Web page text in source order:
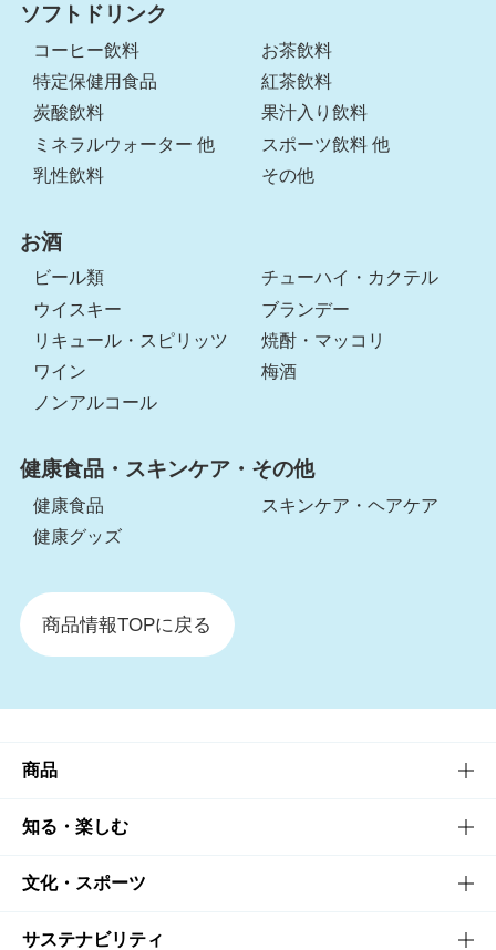
ソフトドリンク
コーヒー飲料
お茶飲料
特定保健用食品
紅茶飲料
炭酸飲料
果汁入り飲料
ミネラルウォーター 他
スポーツ飲料 他
乳性飲料
その他
お酒
ビール類
チューハイ・カクテル
ウイスキー
ブランデー
リキュール・スピリッツ
焼酎・マッコリ
ワイン
梅酒
ノンアルコール
健康食品・スキンケア・その他
健康食品
スキンケア・ヘアケア
健康グッズ
商品情報TOPに戻る
商品
商品TOP
商品一覧
商品発売情報
知る・楽しむ
知る・楽しむTOP
キャンペーン
文化・スポーツ
文化・スポーツTOP
サステナビリティ